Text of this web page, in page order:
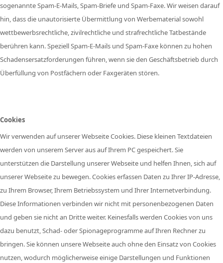
sogenannte Spam-E-Mails, Spam-Briefe und Spam-Faxe. Wir weisen darauf
hin, dass die unautorisierte Übermittlung von Werbematerial sowohl
wettbewerbsrechtliche, zivilrechtliche und strafrechtliche Tatbestände
berühren kann. Speziell Spam-E-Mails und Spam-Faxe können zu hohen
Schadensersatzforderungen führen, wenn sie den Geschäftsbetrieb durch
Überfüllung von Postfächern oder Faxgeräten stören.
Cookies
Wir verwenden auf unserer Webseite Cookies. Diese kleinen Textdateien
werden von unserem Server aus auf Ihrem PC gespeichert. Sie
unterstützen die Darstellung unserer Webseite und helfen Ihnen, sich auf
unserer Webseite zu bewegen. Cookies erfassen Daten zu Ihrer IP-Adresse,
zu Ihrem Browser, Ihrem Betriebssystem und Ihrer Internetverbindung.
Diese Informationen verbinden wir nicht mit personenbezogenen Daten
und geben sie nicht an Dritte weiter. Keinesfalls werden Cookies von uns
dazu benutzt, Schad- oder Spionageprogramme auf Ihren Rechner zu
bringen. Sie können unsere Webseite auch ohne den Einsatz von Cookies
nutzen, wodurch möglicherweise einige Darstellungen und Funktionen